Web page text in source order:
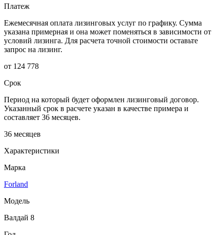
Платеж
Ежемесячная оплата лизинговых услуг по графику. Сумма
указана примерная и она может поменяться в зависимости от
условий лизинга. Для расчета точной стоимости оставьте
запрос на лизинг.
от 124 778
Срок
Период на который будет оформлен лизинговый договор.
Указанный срок в расчете указан в качестве примера и
составляет 36 месяцев.
36 месяцев
Характеристики
Марка
Forland
Модель
Валдай 8